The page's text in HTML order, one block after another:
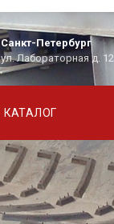
Санкт-Петербург
ул. Лабораторная д. 12
КАТАЛОГ